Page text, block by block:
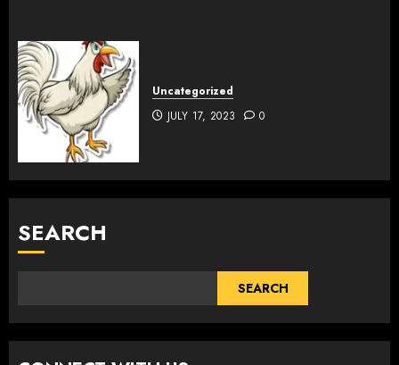
Uncategorized
JULY 17, 2023
0
SEARCH
SEARCH